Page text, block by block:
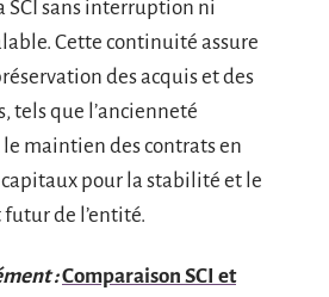
SCI sans interruption ni
Cette continuité assure
des acquis et des
tels que l’ancienneté
maintien des contrats en
pour la stabilité et le
de l’entité.
:Comparaison SCI et